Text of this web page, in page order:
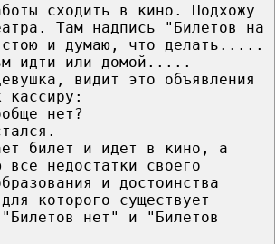
сходить в кино. Подхожу
Там надпись "Билетов на
и думаю, что делать.....
идти или домой.....
видит это объявления
кассиру:
нет?
билет и идет в кино, а
все недостатки своего
и достоинства
которого существует
нет" и "Билетов